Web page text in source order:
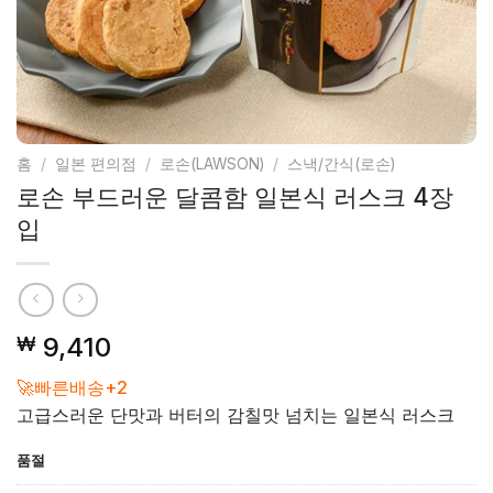
홈 / 일본 편의점 / 로손(LAWSON) / 스낵/간식(로손)
로손 부드러운 달콤함 일본식 러스크 4장
입
₩ 9,410
🚀빠른배송+2
고급스러운 단맛과 버터의 감칠맛 넘치는 일본식 러스크
품절